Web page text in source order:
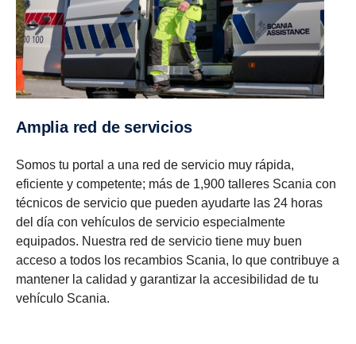
Amplia red de servi­cios
Somos tu portal a una red de servicio muy rápida,
eficiente y competente; más de 1,900 talleres Scania con
técnicos de servicio que pueden ayudarte las 24 horas
del día con vehículos de servicio especialmente
equipados. Nuestra red de servicio tiene muy buen
acceso a todos los recambios Scania, lo que contribuye a
mantener la calidad y garantizar la accesibilidad de tu
vehículo Scania.